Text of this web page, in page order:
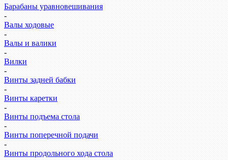
Барабаны уравновешивания
-
Валы ходовые
-
Валы и валики
-
Вилки
-
Винты задней бабки
-
Винты каретки
-
Винты подъема стола
-
Винты поперечной подачи
-
Винты продольного хода стола